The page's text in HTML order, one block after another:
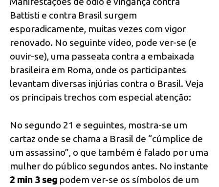
Battisti e contra Brasil surgem
esporadicamente, muitas vezes com vigor
renovado. No seguinte vídeo, pode ver-se (e
ouvir-se), uma passeata contra a embaixada
brasileira em Roma, onde os participantes
levantam diversas injúrias contra o Brasil. Veja
os principais trechos com especial atenção:
No segundo 21 e seguintes, mostra-se um
cartaz onde se chama a Brasil de “cúmplice de
um assassino”, o que também é falado por uma
mulher do público segundos antes. No instante
2 min 3 seg podem ver-se os símbolos de um